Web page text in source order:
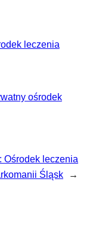
leczenia
ośrodek
Ośrodek leczenia
Śląsk
→